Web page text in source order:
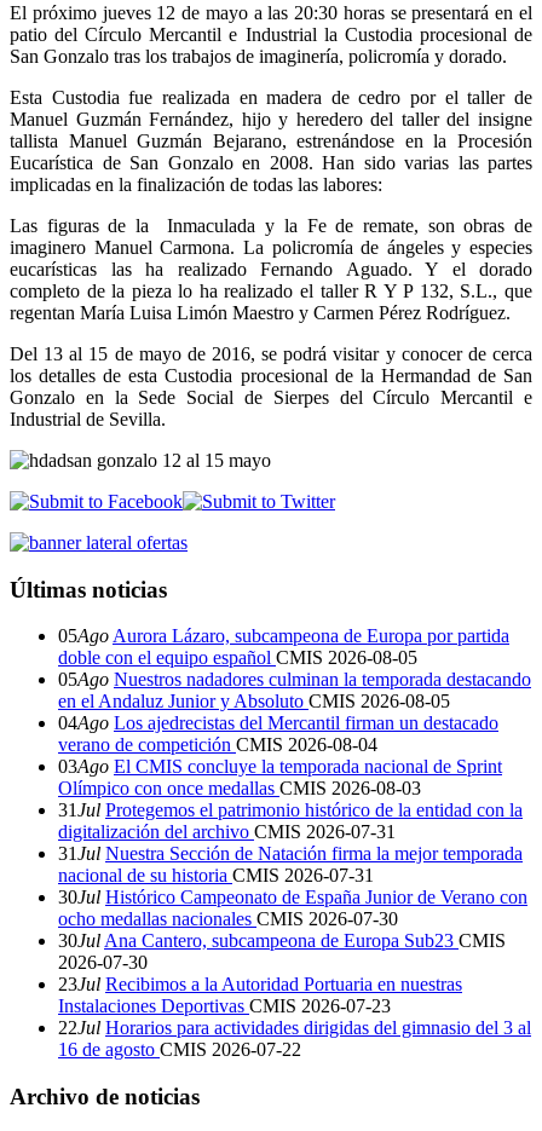
El próximo jueves 12 de mayo a las 20:30 horas se presentará en el
patio del Círculo Mercantil e Industrial la Custodia procesional de
San Gonzalo tras los trabajos de imaginería, policromía y dorado.
Esta Custodia fue realizada en madera de cedro por el taller de
Manuel Guzmán Fernández, hijo y heredero del taller del insigne
tallista Manuel Guzmán Bejarano, estrenándose en la Procesión
Eucarística de San Gonzalo en 2008. Han sido varias las partes
implicadas en la finalización de todas las labores:
Las figuras de la Inmaculada y la Fe de remate, son obras de
imaginero Manuel Carmona. La policromía de ángeles y especies
eucarísticas las ha realizado Fernando Aguado. Y el dorado
completo de la pieza lo ha realizado el taller R Y P 132, S.L., que
regentan María Luisa Limón Maestro y Carmen Pérez Rodríguez.
Del 13 al 15 de mayo de 2016, se podrá visitar y conocer de cerca
los detalles de esta Custodia procesional de la Hermandad de San
Gonzalo en la Sede Social de Sierpes del Círculo Mercantil e
Industrial de Sevilla.
Últimas noticias
05Ago Aurora Lázaro, subcampeona de Europa por partida
doble con el equipo español CMIS 2026-08-05
05Ago Nuestros nadadores culminan la temporada destacando
en el Andaluz Junior y Absoluto CMIS 2026-08-05
04Ago Los ajedrecistas del Mercantil firman un destacado
verano de competición CMIS 2026-08-04
03Ago El CMIS concluye la temporada nacional de Sprint
Olímpico con once medallas CMIS 2026-08-03
31Jul Protegemos el patrimonio histórico de la entidad con la
digitalización del archivo CMIS 2026-07-31
31Jul Nuestra Sección de Natación firma la mejor temporada
nacional de su historia CMIS 2026-07-31
30Jul Histórico Campeonato de España Junior de Verano con
ocho medallas nacionales CMIS 2026-07-30
30Jul Ana Cantero, subcampeona de Europa Sub23 CMIS
2026-07-30
23Jul Recibimos a la Autoridad Portuaria en nuestras
Instalaciones Deportivas CMIS 2026-07-23
22Jul Horarios para actividades dirigidas del gimnasio del 3 al
16 de agosto CMIS 2026-07-22
Archivo de noticias